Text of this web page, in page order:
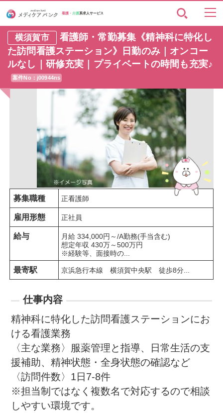
看護・介護系求人サービス
横須賀市
看護師・常勤募集《精神科に特化し
た訪問看護ステーション》日勤のみ｜オンコー
ルなし｜研修充実｜プライベートの時間も充実♪
案件No：j00944ns
募集職種 正看護師
雇用形態 正社員
給与
月給 334,000円～/A勤務(手当含む)
想定年収 430万～500万円
※経験等、面接時の...
最寄駅 京浜急行本線　横須賀中央駅　徒歩8分...
仕事内容
精神科に特化した訪問看護ステーションにお
ける看護業務
〈主な業務〉服薬管理と指導、日常生活の支
援補助、精神状態・全身状態の確認など
〈訪問件数〉1日7-8件
※担当制ではなく複数名で対応するので相談
しやすい環境です。